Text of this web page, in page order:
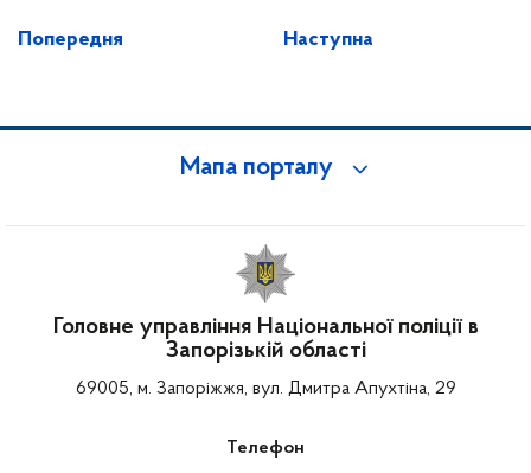
Попередня Наступна
Мапа порталу
Головне управління Національної поліції в
Запорізькій області
69005, м. Запоріжжя, вул. Дмитра Апухтіна, 29
Телефон